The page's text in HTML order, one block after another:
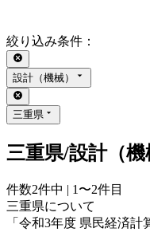
絞り込み条件 ：
設計（機械）
三重県
三重県/設計（
件数2件中 | 1〜2件目
三重県について
「令和3年度 県民経済